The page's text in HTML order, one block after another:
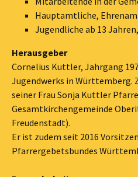
Hauptamtliche,
Jugendliche ab 13
Herausgeber
Cornelius Kuttler, Jahrgang
Jugendwerks in Württemberg.
seiner Frau Sonja Kuttler
Gesamtkirchengemeinde
Freudenstadt).
Er ist zudem seit 2016
Pfarrergebetsbundes